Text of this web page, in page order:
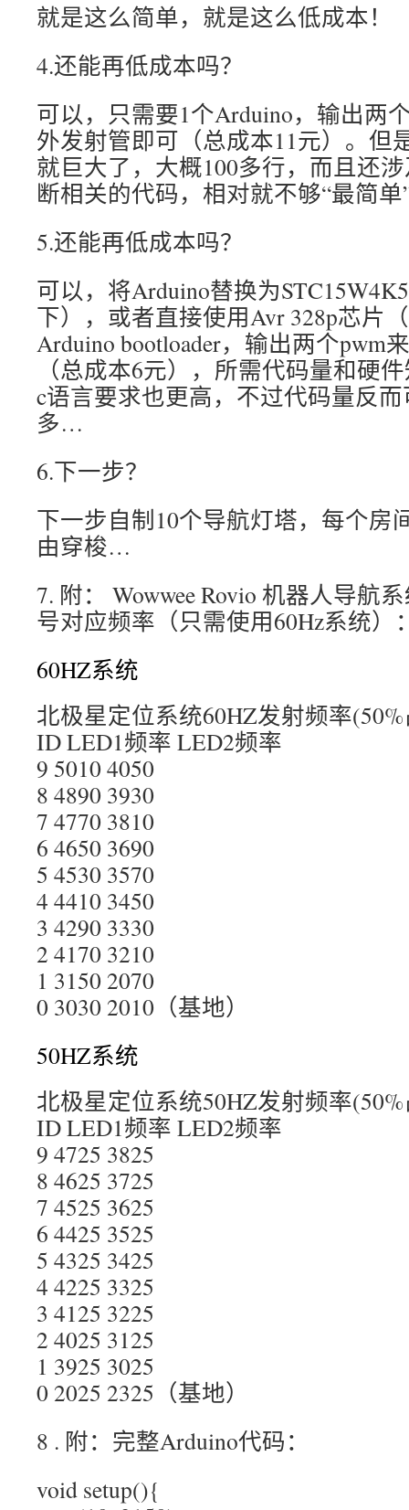
就是这么简单，就是这么低成本！
4.还能再低成本吗？
可以，只需要1个Arduino，输出两
外发射管即可（总成本11元）。但
就巨大了，大概100多行，而且还
断相关的代码，相对就不够“最简单
5.还能再低成本吗？
可以，将Arduino替换为
下），或者直接使用Avr 328p芯片
Arduino bootloader，输出两个pwm
（总成本6元），所需代码量和硬
c语言要求也更高，不过代码量反
多…
6.下一步？
下一步自制10个导航灯塔，每个房
由穿梭…
7. 附： Wowwee Rovio 机器人导航
号对应频率（只需使用60Hz系统）
60HZ系统
北极星定位系统60HZ发射频率
ID LED1频率 LED2频率
9 5010 4050
8 4890 3930
7 4770 3810
6 4650 3690
5 4530 3570
4 4410 3450
3 4290 3330
2 4170 3210
1 3150 2070
0 3030 2010（基地）
50HZ系统
北极星定位系统50HZ发射频率
ID LED1频率 LED2频率
9 4725 3825
8 4625 3725
7 4525 3625
6 4425 3525
5 4325 3425
4 4225 3325
3 4125 3225
2 4025 3125
1 3925 3025
0 2025 2325（基地）
8 . 附：完整Arduino代码：
void setup(){